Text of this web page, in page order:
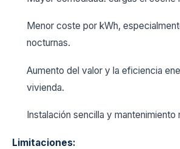
Menor coste por kWh,
nocturnas.
Aumento del valor y la eficiencia
vivienda.
Instalación sencilla y mantenimiento
Limitaciones: